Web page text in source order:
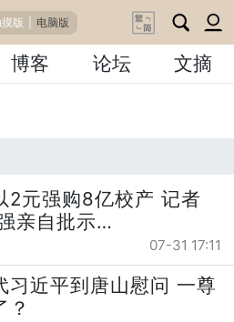
版 电脑版
博客 论坛 文摘
2元强购8亿校产 记者
亲自批示…
07-31 17:11
习近平到唐山慰问 一尊
？